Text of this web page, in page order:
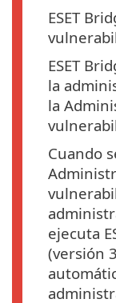
ESET
ESET
la
la
Cuando
ejecuta
(versión